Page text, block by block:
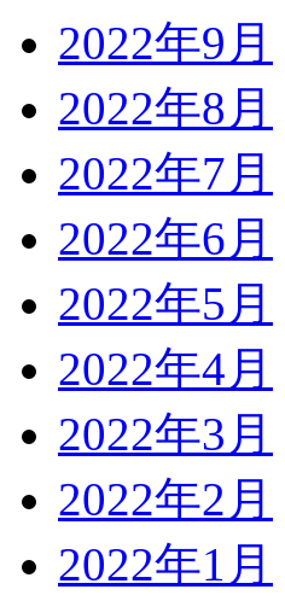
2022年9月
2022年8月
2022年7月
2022年6月
2022年5月
2022年4月
2022年3月
2022年2月
2022年1月